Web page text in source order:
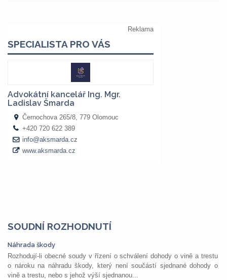
SOUDNÍ ROZHODNUTÍ
Náhrada škody
Rozhodují-li obecné soudy v řízení o schválení dohody o vině a trestu
o nároku na náhradu škody, který není součástí sjednané dohody o
vině a trestu, nebo s jehož výší sjednanou...